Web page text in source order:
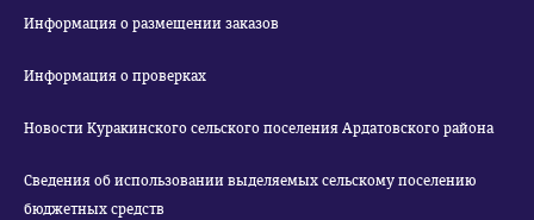
Информация о размещении заказов
Информация о проверках
Новости Куракинского сельского поселения Ардатовского района
Сведения об использовании выделяемых сельскому поселению
бюджетных средств